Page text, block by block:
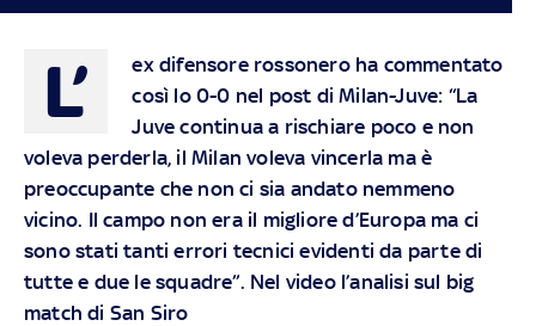
L’
ex difensore rossonero ha commentato
così lo 0-0 nel post di Milan-Juve: “La
Juve continua a rischiare poco e non
voleva perderla, il Milan voleva vincerla ma è
preoccupante che non ci sia andato nemmeno
vicino. Il campo non era il migliore d’Europa ma ci
sono stati tanti errori tecnici evidenti da parte di
tutte e due le squadre”. Nel video l’analisi sul big
match di San Siro